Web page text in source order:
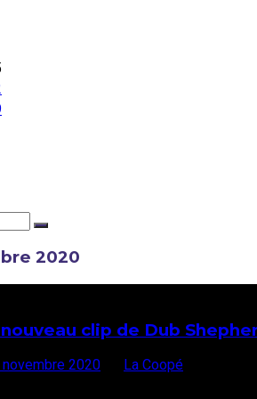
2020
clip de Dub
2020 La Coopé